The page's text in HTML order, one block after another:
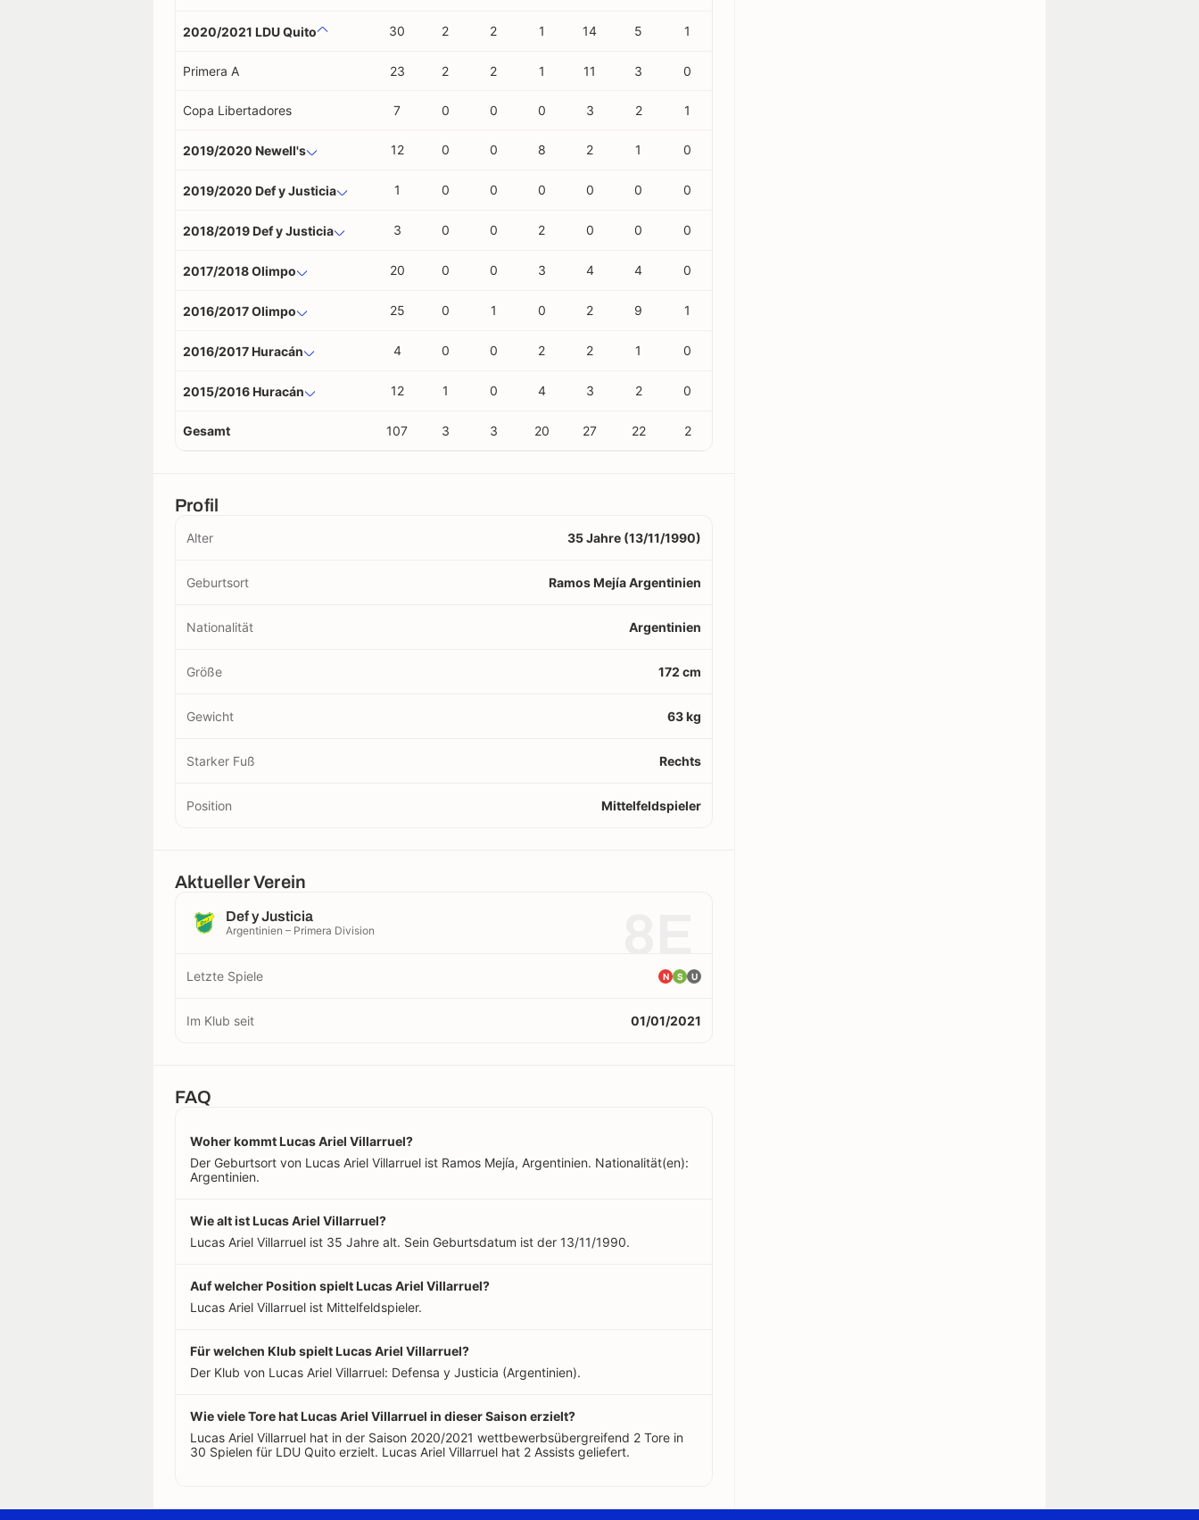
2020/2021 LDU Quito 30 2 2 1 14 5 1
Primera A 23 2 2 1 11 3 0
Copa Libertadores 7 0 0 0 3 2 1
2019/2020 Newell's 12 0 0 8 2 1 0
2019/2020 Def y Justicia 1 0 0 0 0 0 0
2018/2019 Def y Justicia 3 0 0 2 0 0 0
2017/2018 Olimpo 20 0 0 3 4 4 0
2016/2017 Olimpo 25 0 1 0 2 9 1
2016/2017 Huracán 4 0 0 2 2 1 0
2015/2016 Huracán 12 1 0 4 3 2 0
Gesamt 107 3 3 20 27 22 2
Profil
Alter 35 Jahre (13/11/1990)
Geburtsort Ramos Mejía Argentinien
Nationalität Argentinien
Größe 172 cm
Gewicht 63 kg
Starker Fuß Rechts
Position Mittelfeldspieler
Aktueller Verein
Def y Justicia
Argentinien – Primera Division
Letzte Spiele N S U
Im Klub seit 01/01/2021
FAQ
Woher kommt Lucas Ariel Villarruel?
Der Geburtsort von Lucas Ariel Villarruel ist Ramos Mejía, Argentinien. Nationalität(en):
Argentinien.
Wie alt ist Lucas Ariel Villarruel?
Lucas Ariel Villarruel ist 35 Jahre alt. Sein Geburtsdatum ist der 13/11/1990.
Auf welcher Position spielt Lucas Ariel Villarruel?
Lucas Ariel Villarruel ist Mittelfeldspieler.
Für welchen Klub spielt Lucas Ariel Villarruel?
Der Klub von Lucas Ariel Villarruel: Defensa y Justicia (Argentinien).
Wie viele Tore hat Lucas Ariel Villarruel in dieser Saison erzielt?
Lucas Ariel Villarruel hat in der Saison 2020/2021 wettbewerbsübergreifend 2 Tore in
30 Spielen für LDU Quito erzielt. Lucas Ariel Villarruel hat 2 Assists geliefert.